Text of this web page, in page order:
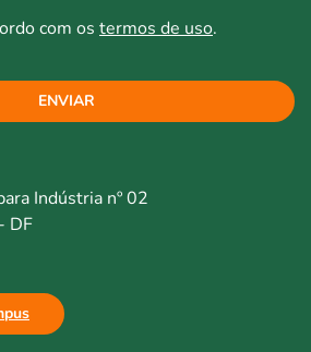
com os termos de uso.
ENVIAR
Indústria nº 02
DF